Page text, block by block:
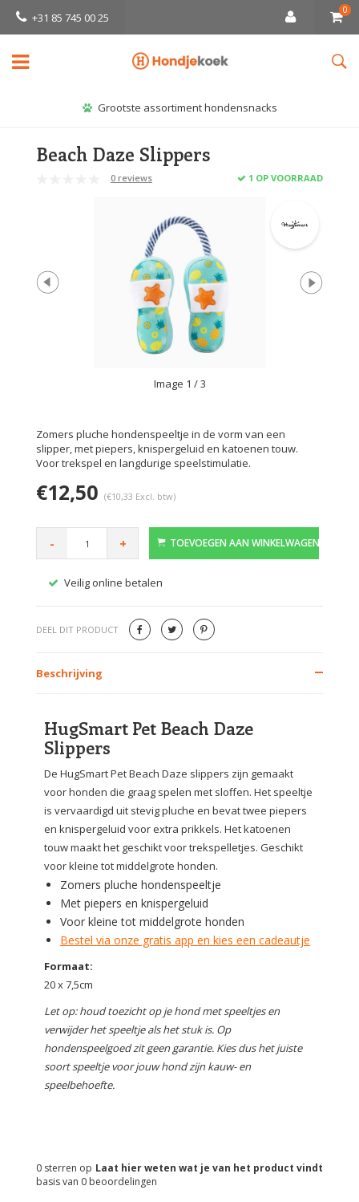
+31 85 745 00 25
0
Grootste assortiment hondensnacks
Beach Daze Slippers
0 reviews 1 OP VOORRAAD
Image 1 / 3
Zomers pluche hondenspeeltje in de vorm van een
slipper, met piepers, knispergeluid en katoenen touw.
Voor trekspel en langdurige speelstimulatie.
€12,50 (€10,33 Excl. btw)
- + TOEVOEGEN AAN WINKELWAGEN
Veilig online betalen
DEEL DIT PRODUCT
Beschrijving
HugSmart Pet Beach Daze
Slippers
De HugSmart Pet Beach Daze slippers zijn gemaakt
voor honden die graag spelen met sloffen. Het speeltje
is vervaardigd uit stevig pluche en bevat twee piepers
en knispergeluid voor extra prikkels. Het katoenen
touw maakt het geschikt voor trekspelletjes. Geschikt
voor kleine tot middelgrote honden.
Zomers pluche hondenspeeltje
Met piepers en knispergeluid
Voor kleine tot middelgrote honden
Bestel via onze gratis app en kies een cadeautje
Formaat:
20 x 7,5cm
Let op: houd toezicht op je hond met speeltjes en
verwijder het speeltje als het stuk is. Op
hondenspeelgoed zit geen garantie. Kies dus het juiste
soort speeltje voor jouw hond zijn kauw- en
speelbehoefte.
Laat hier weten wat je van het product vindt
0 sterren op
basis van 0 beoordelingen